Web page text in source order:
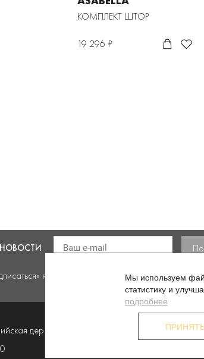
КОМПЛЕКТ ШТОР
19 296 ₽
я даю своё согласие на обработку моих
деревня,
Мы используем
статистику и
подробнее